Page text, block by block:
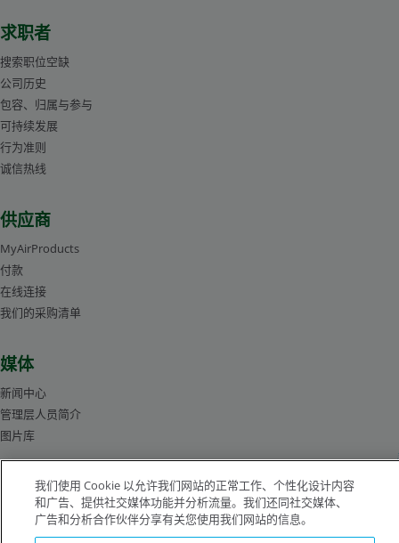
求职者
搜索职位空缺
公司历史
包容、归属与参与
可持续发展
行为准则
诚信热线
供应商
MyAirProducts
付款
在线连接
我们的采购清单
媒体
新闻中心
管理层人员简介
图片库
沪ICP备19019974号-2
我们使用 Cookie 以允许我们网站的正常工作、个性化设计内容
和广告、提供社交媒体功能并分析流量。我们还同社交媒体、
广告和分析合作伙伴分享有关您使用我们网站的信息。